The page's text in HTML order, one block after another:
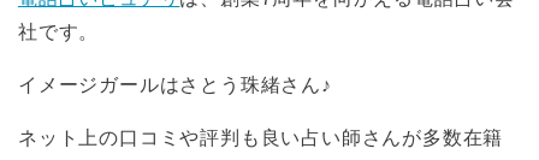
社です。
イメージガールはさとう珠緒さん♪
ネット上の口コミや評判も良い占い師さんが多数在籍